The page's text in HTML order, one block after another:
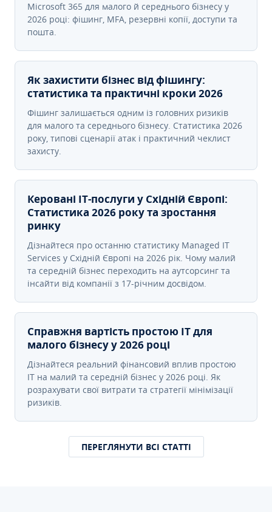
Microsoft 365 для малого й середнього бізнесу у
2026 році: фішинг, MFA, резервні копії, доступи та
пошта.
Як захистити бізнес від фішингу:
статистика та практичні кроки 2026
Фішинг залишається одним із головних ризиків
для малого та середнього бізнесу. Статистика 2026
року, типові сценарії атак і практичний чеклист
захисту.
Керовані ІТ-послуги у Східній Європі:
Статистика 2026 року та зростання
ринку
Дізнайтеся про останню статистику Managed IT
Services у Східній Європі на 2026 рік. Чому малий
та середній бізнес переходить на аутсорсинг та
інсайти від компанії з 17-річним досвідом.
Справжня вартість простою IT для
малого бізнесу у 2026 році
Дізнайтеся реальний фінансовий вплив простою
IT на малий та середній бізнес у 2026 році. Як
розрахувати свої витрати та стратегії мінімізації
ризиків.
ПЕРЕГЛЯНУТИ ВСІ СТАТТІ